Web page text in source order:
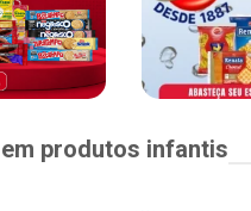
produtos infantis